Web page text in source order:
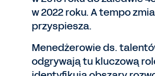
w 2022 roku. A tempo
przyspiesza.
Menedżerowie ds.
odgrywają tu kluczową